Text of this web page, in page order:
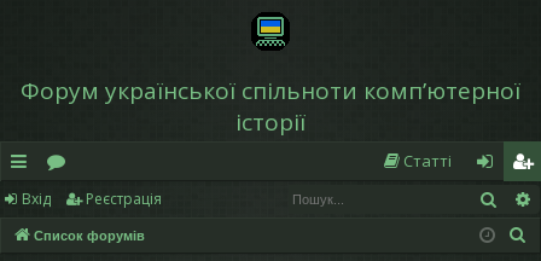
Форум української спільноти компʼютерної
історії
в
и
о
ру
Статті
хі
д
еє
ст
Вхід Реєстрація
Список форумів